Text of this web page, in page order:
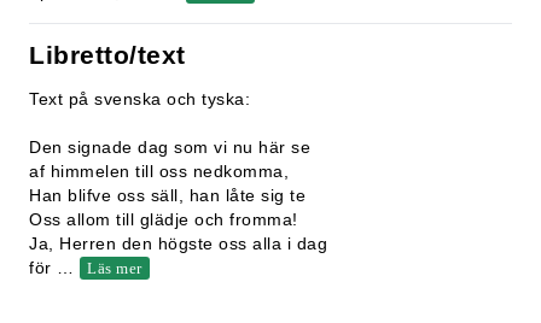
Libretto/text
Text på svenska och tyska:
Den signade dag som vi nu här se
af himmelen till oss nedkomma,
Han blifve oss säll, han låte sig te
Oss allom till glädje och fromma!
Ja, Herren den högste oss alla i dag
för
Läs mer